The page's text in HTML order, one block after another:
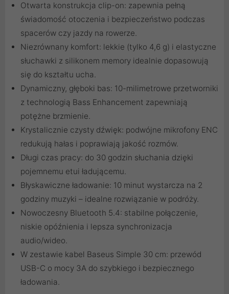
Otwarta konstrukcja clip-on: zapewnia pełną
świadomość otoczenia i bezpieczeństwo podczas
spacerów czy jazdy na rowerze.
Niezrównany komfort: lekkie (tylko 4,6 g) i elastyczne
słuchawki z silikonem memory idealnie dopasowują
się do kształtu ucha.
Dynamiczny, głęboki bas: 10-milimetrowe przetworniki
z technologią Bass Enhancement zapewniają
potężne brzmienie.
Krystalicznie czysty dźwięk: podwójne mikrofony ENC
redukują hałas i poprawiają jakość rozmów.
Długi czas pracy: do 30 godzin słuchania dzięki
pojemnemu etui ładującemu.
Błyskawiczne ładowanie: 10 minut wystarcza na 2
godziny muzyki – idealne rozwiązanie w podróży.
Nowoczesny Bluetooth 5.4: stabilne połączenie,
niskie opóźnienia i lepsza synchronizacja
audio/wideo.
W zestawie kabel Baseus Simple 30 cm: przewód
USB-C o mocy 3A do szybkiego i bezpiecznego
ładowania.